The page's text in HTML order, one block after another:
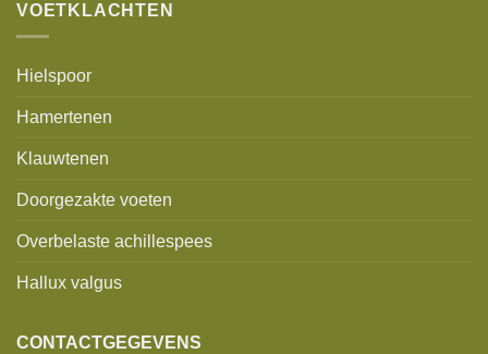
VOETKLACHTEN
Hielspoor
Hamertenen
Klauwtenen
Doorgezakte voeten
Overbelaste achillespees
Hallux valgus
CONTACTGEGEVENS